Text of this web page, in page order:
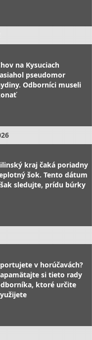
na Kysuciach
pseudomor
Odborníci museli
kraj čaká poriadny
šok. Tento dátum
sledujte, prídu búrky
v horúčavách?
si tieto rady
ktoré určite